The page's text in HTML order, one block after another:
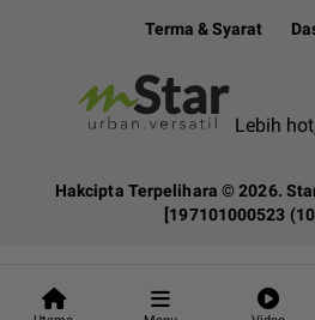
Terma & Syarat
Lebih
Hakcipta Terpelihara ©2026.
[197101000523